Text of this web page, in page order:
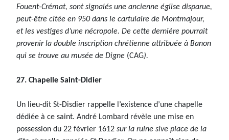
Fouent-Crémat, sont signalés une ancienne église disparue,
peut-être citée en 950 dans le cartulaire de Montmajour,
et les vestiges d’une nécropole. De cette dernière pourrait
provenir la double inscription chrétienne attribuée à Banon
qui se trouve au musée de Digne (CAG).
27. Chapelle Saint-Didier
Un lieu-dit St-Disdier rappelle l’existence d’une chapelle
dédiée à ce saint. André Lombard révèle une mise en
possession du 22 février 1612 sur la ruine sive place de la